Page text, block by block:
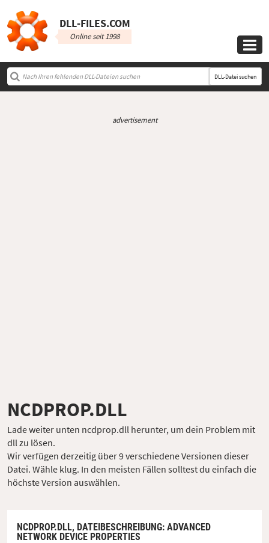
DLL‑FILES.COM
Online seit 1998

DLL-Datei suchen
advertisement
NCDPROP.DLL
Lade weiter unten ncdprop.dll herunter, um dein Problem mit
dll zu lösen.
Wir verfügen derzeitig über 9 verschiedene Versionen dieser
Datei. Wähle klug. In den meisten Fällen solltest du einfach die
höchste Version auswählen.
NCDPROP.DLL, DATEIBESCHREIBUNG: ADVANCED
NETWORK DEVICE PROPERTIES